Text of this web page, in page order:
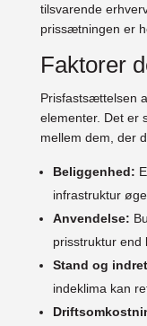
tilsvarende
prissætningen er
Faktorer
Prisfastsættelsen
elementer. Det er
mellem dem, der
Beliggenhed:
infrastruktur
Anvendelse:
prisstruktur end
Stand og
indeklima kan